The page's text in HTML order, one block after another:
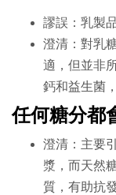
謬誤：乳製
澄清：對乳
適，但並非
鈣和益生菌
任何糖分都
澄清：主要
漿，而天然
質，有助抗